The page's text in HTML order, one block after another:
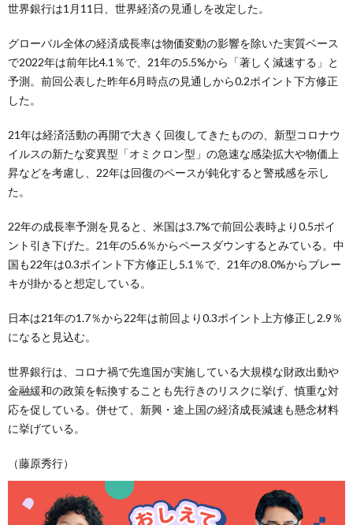
世界銀行は1月11日、世界経済の見通しを改定した。
グローバル全体の経済成長率は物価変動の影響を除いた実質ベース
で2022年は前年比4.1％で、21年の5.5%から「著しく減速する」と
予測。前回公表した昨年6月時点の見通しから0.2ポイント下方修正
した。
21年は経済活動の再開で大きく回復してきたものの、新型コロナウ
イルスの新たな変異型「オミクロン型」の急速な感染拡大や物価上
昇などを考慮し、22年は回復のペースが鈍化すると警戒感を示し
た。
22年の成長率予測を見ると、米国は3.7%で前回公表時より0.5ポイ
ント引き下げた。21年の5.6％からペースダウンするとみている。中
国も22年は0.3ポイント下方修正し5.1％で、21年の8.0%からブレー
キが掛かると想定している。
日本は21年の1.7％から22年は前回より0.3ポイント上方修正し2.9％
になると見込む。
世界銀行は、コロナ禍で先進国が実施している大規模な財政出動や
金融緩和の政策を転換することも先行きのリスクに挙げ、慎重な対
応を促している。併せて、新興・途上国の経済成長減速も懸念材料
に挙げている。
（藤原秀行）